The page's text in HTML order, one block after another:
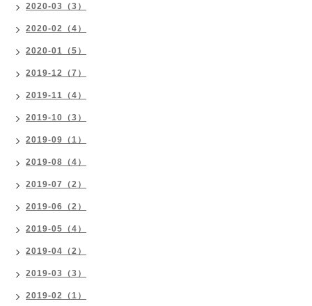
2020-03（3）
2020-02（4）
2020-01（5）
2019-12（7）
2019-11（4）
2019-10（3）
2019-09（1）
2019-08（4）
2019-07（2）
2019-06（2）
2019-05（4）
2019-04（2）
2019-03（3）
2019-02（1）